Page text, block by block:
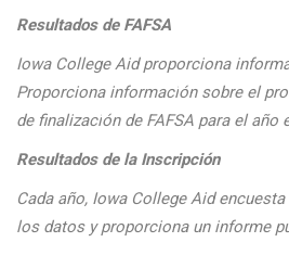
Resultados de FAFSA
Iowa College Aid proporciona
Proporciona información sobre el
de finalización de FAFSA para el año
Resultados de la Inscripción
Cada año, Iowa College Aid
los datos y proporciona un informe